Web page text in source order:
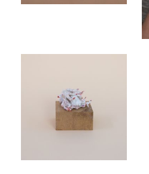
Vruchtbaar, 2023